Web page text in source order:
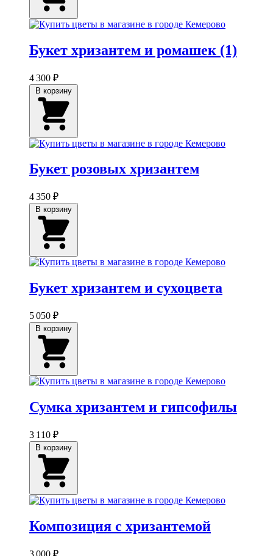
Букет хризантем и ромашек (1)
4 300 ₽
Букет розовых хризантем
4 350 ₽
Букет хризантем и сухоцвета
5 050 ₽
Сумка хризантем и гипсофилы
3 110 ₽
Композиция с хризантемой
3 000 ₽